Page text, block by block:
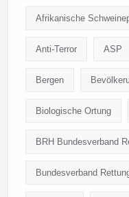
Afrikanische
Anti-Terror ASP
Bergen
Biologische Ortung
BRH Bundesverband
Bundesverband